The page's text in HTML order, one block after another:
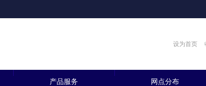
设为首页
产品服务 网点分布